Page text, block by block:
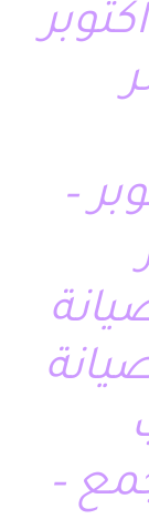
صيانة ايسر ب6 اكتوبر
–
–